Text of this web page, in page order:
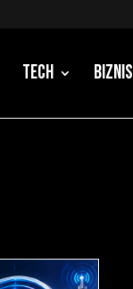
Tech Biznis